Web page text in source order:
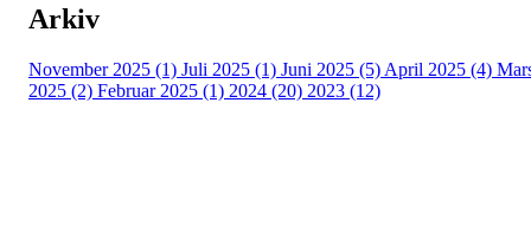
Arkiv
November 2025 (1) Juli 2025 (1) Juni 2025 (5) April 2025 (4)
2025 (2) Februar 2025 (1) 2024 (20) 2023 (12)